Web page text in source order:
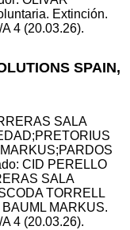
Extinción.
4 (20.03.26).
SPAIN,
SALA
CID PERELLO
SALA
TORRELL
MARKUS.
4 (20.03.26).